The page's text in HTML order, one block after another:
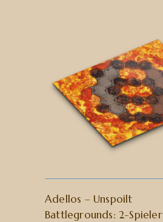
Adellos – Unspoilt
Battlegrounds: 2-Spieler